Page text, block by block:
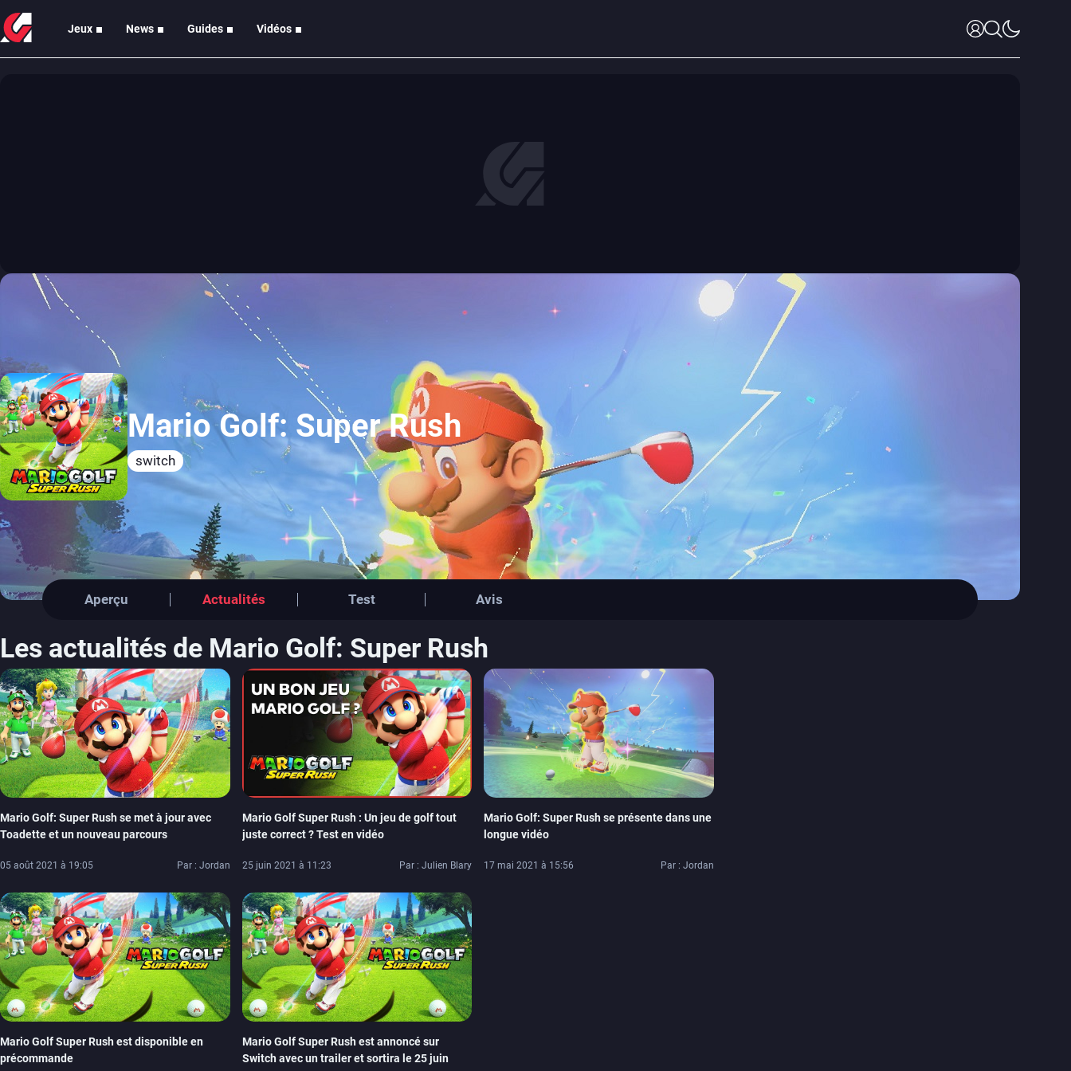
Jeux News Guides Vidéos
Mario Golf: Super Rush
switch
Aperçu Actualités Test Avis
Les actualités de Mario Golf: Super Rush
Mario Golf: Super Rush se met à jour avec
Toadette et un nouveau parcours
05 août 2021 à 19:05 Par : Jordan
Mario Golf Super Rush : Un jeu de golf tout
juste correct ? Test en vidéo
25 juin 2021 à 11:23 Par : Julien Blary
Mario Golf: Super Rush se présente dans une
longue vidéo
17 mai 2021 à 15:56 Par : Jordan
Mario Golf Super Rush est disponible en
précommande
Mario Golf Super Rush est annoncé sur
Switch avec un trailer et sortira le 25 juin